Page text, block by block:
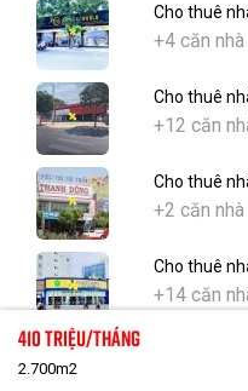
Cho thuê
+4 căn nhà
Cho thuê
+12 căn
Cho thuê
+2 căn nhà
Cho thuê
+14 căn
410 Triệu/tháng
2.700m2